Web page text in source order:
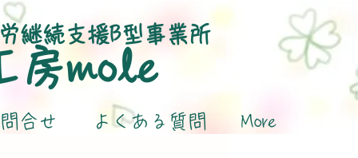
合せ よくある質問 More
継続支援B型事業所
房mole